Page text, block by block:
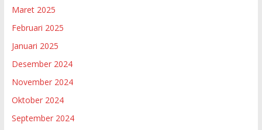
Maret 2025
Februari 2025
Januari 2025
Desember 2024
November 2024
Oktober 2024
September 2024